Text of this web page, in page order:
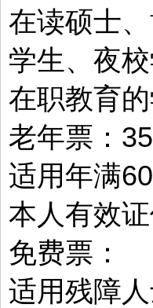
在读硕士
学生、夜
在职教育
老年票：
适用年满
本人有效
免费票：
适用残障